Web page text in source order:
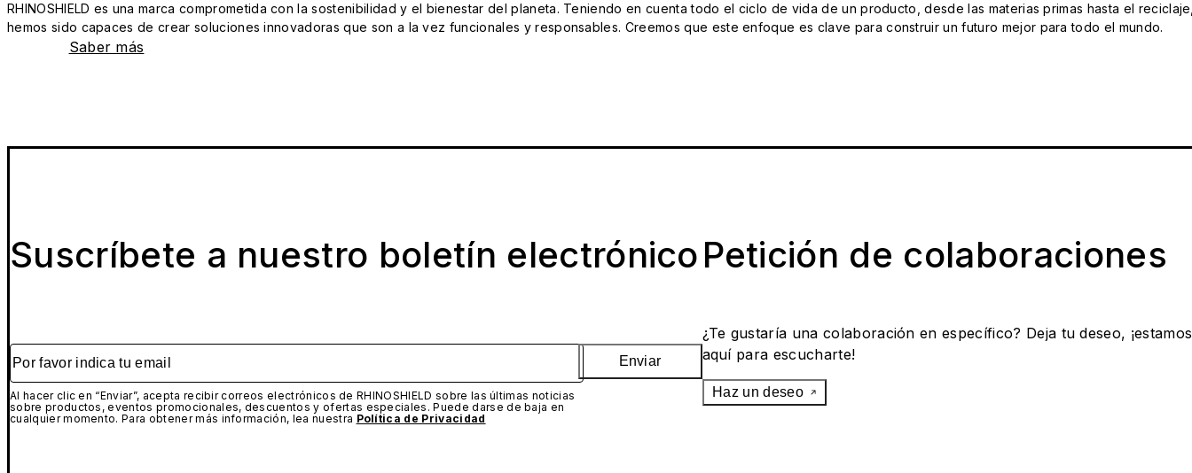
RHINOSHIELD es una marca comprometida con la sostenibilidad y el bienestar del planeta. Teniendo en cuenta todo el ciclo de vida de un producto, desde las materias primas hasta el
hemos sido capaces de crear soluciones innovadoras que son a la vez funcionales y responsables. Creemos que este enfoque es clave para construir un futuro mejor para todo el mundo.
Saber más
Suscríbete a nuestro boletín electrónico
Por favor indica tu email
Al hacer clic en “Enviar”, acepta recibir correos electrónicos de RHINOSHIELD sobre las últimas noticias
sobre productos, eventos promocionales, descuentos y ofertas especiales. Puede darse de baja en
cualquier momento. Para obtener más información, lea nuestra Política de Privacidad
Enviar
Petición de colaboraciones
¿Te gustaría una colaboración en específico? Deja tu deseo, ¡estamos
aquí para escucharte!
Haz un deseo